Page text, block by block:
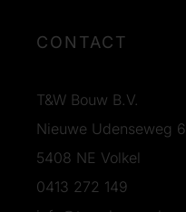
CONTACT
T&W Bouw B.V.
Nieuwe Udenseweg 6
5408 NE Volkel
0413 272 149